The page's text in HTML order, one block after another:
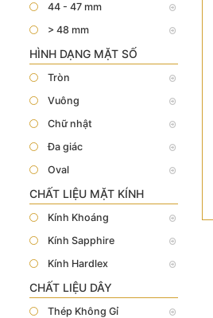
44 - 47 mm
> 48 mm
HÌNH DẠNG MẶT SỐ
Tròn
Vuông
Chữ nhật
Đa giác
Oval
CHẤT LIỆU MẶT KÍNH
Kính Khoáng
Kính Sapphire
Kính Hardlex
CHẤT LIỆU DÂY
Thép Không Gỉ